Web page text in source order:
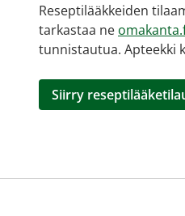
Reseptilääkkeiden
tarkastaa ne
tunnistautua. Apteekki
Siirry